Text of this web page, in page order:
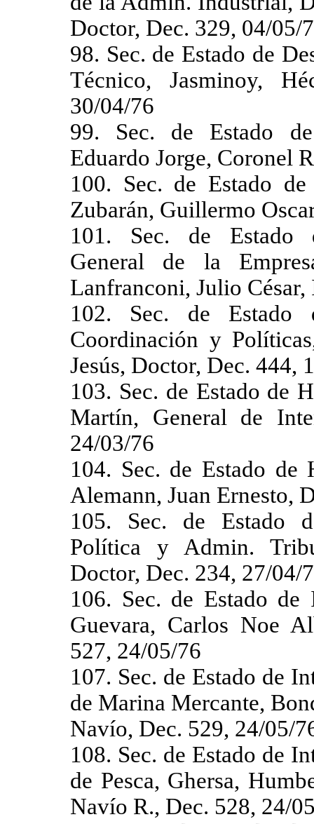
Doctor, Dec. 329, 04/05/
98. Sec. de Estado de
Técnico, Jasminoy,
30/04/76
99. Sec. de Estado
Eduardo Jorge, Coronel
100. Sec. de Estado
Zubarán, Guillermo
101. Sec. de Estado
General de la
Lanfranconi, Julio
102. Sec. de Estado
Coordinación y
Jesús, Doctor, Dec. 444,
103. Sec. de Estado de
Martín, General de
24/03/76
104. Sec. de Estado de
Alemann, Juan Ernesto,
105. Sec. de Estado
Política y Admin.
Doctor, Dec. 234, 27/04/
106. Sec. de Estado de
Guevara, Carlos Noe
527, 24/05/76
107. Sec. de Estado de
de Marina Mercante,
Navío, Dec. 529, 24/05/
108. Sec. de Estado de
de Pesca, Ghersa,
Navío R., Dec. 528, 24/